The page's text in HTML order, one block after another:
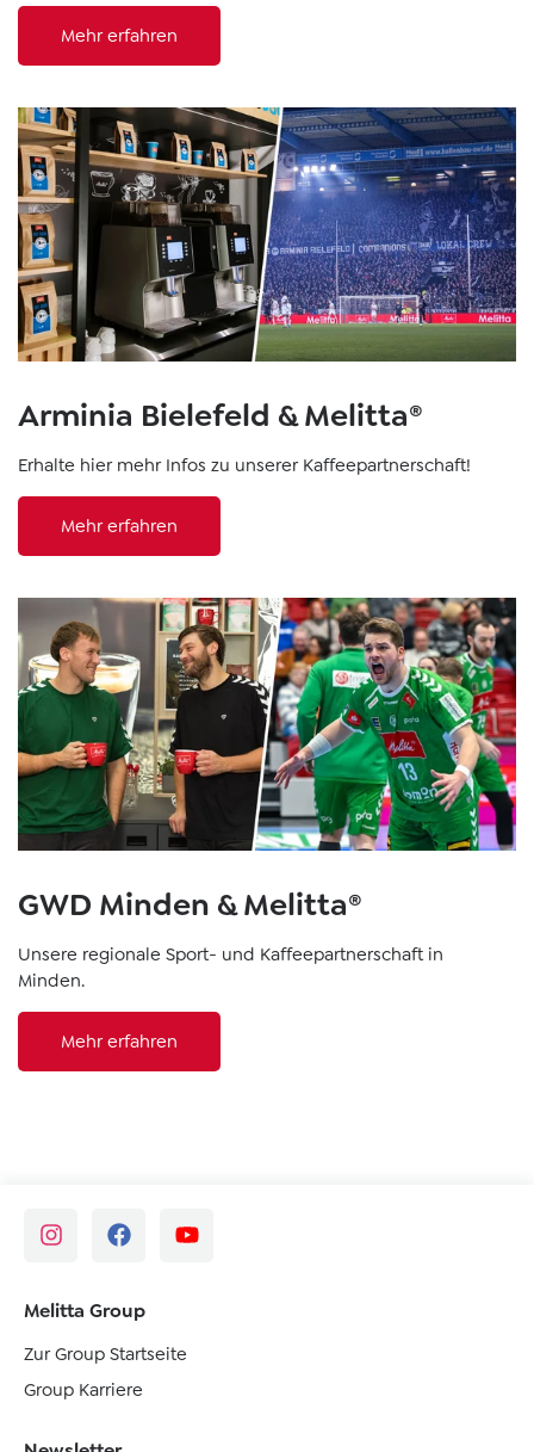
Mehr erfahren
Arminia Bielefeld & Melitta®
Erhalte hier mehr Infos zu unserer Kaffeepartnerschaft!
Mehr erfahren
GWD Minden & Melitta®
Unsere regionale Sport- und Kaffeepartnerschaft in
Minden.
Mehr erfahren
Melitta Group
Zur Group Startseite
Group Karriere